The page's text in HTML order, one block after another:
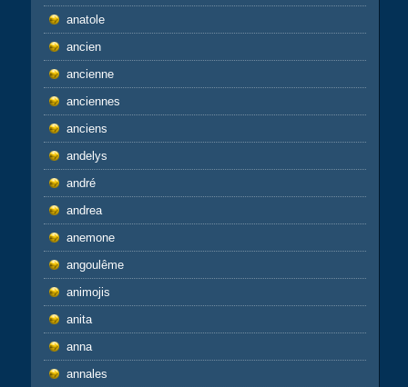
anatole
ancien
ancienne
anciennes
anciens
andelys
andré
andrea
anemone
angoulême
animojis
anita
anna
annales